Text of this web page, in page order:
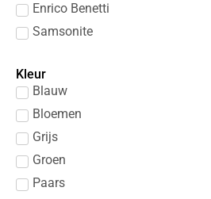
Enrico Benetti
Samsonite
Kleur
Blauw
Bloemen
Grijs
Groen
Paars